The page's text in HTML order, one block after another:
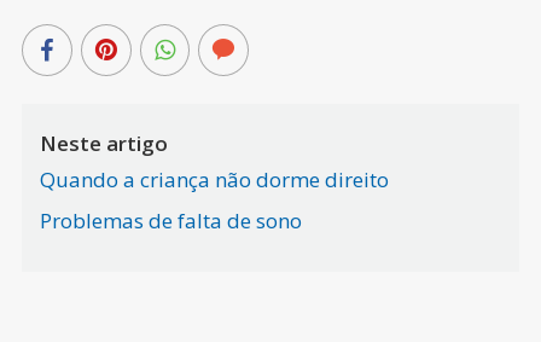
Neste artigo
Quando a criança não dorme direito
Problemas de falta de sono